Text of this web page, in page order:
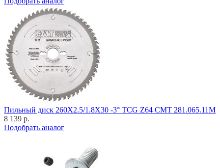
Пильный диск 260X2.5/1.8X30 -3° TCG Z64 CMT 281.065.11M
8 139 р.
Подобрать аналог